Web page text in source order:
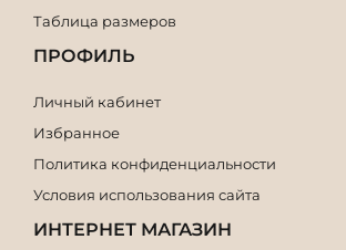
Таблица размеров
ПРОФИЛЬ
Личный кабинет
Избранное
Политика конфиденциальности
Условия использования сайта
ИНТЕРНЕТ МАГАЗИН